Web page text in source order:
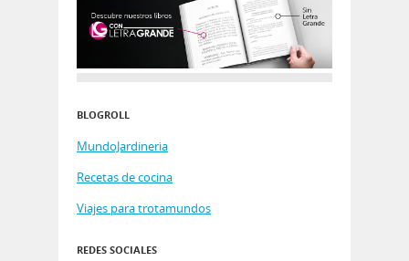
BLOGROLL
MundoJardineria
Recetas de cocina
Viajes para trotamundos
REDES SOCIALES